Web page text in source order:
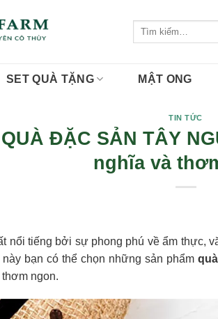
Tìm
SET QUÀ TẶNG MẬT ONG
TIN TỨC
ĐẶC SẢN TÂY
nghĩa và
nổi tiếng bởi sự phong phú về ẩm thực,
bạn có thể chọn những sản phẩm
ngon.